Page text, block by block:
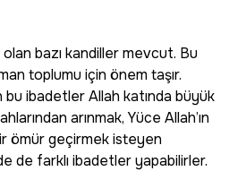
bazı kandiller mevcut. Bu
toplumu için önem taşır.
bu ibadetler Allah katında büyük
arınmak, Yüce Allah’ın
ömür geçirmek isteyen
de farklı ibadetler yapabilirler.